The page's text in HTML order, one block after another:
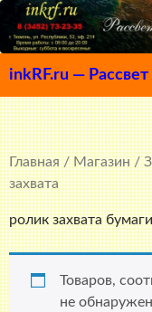
inkRF.ru —
К
СОДЕРЖИМОМУ
Главная/Магазин/
захвата
ролик захвата бумаги
Товаров,
не